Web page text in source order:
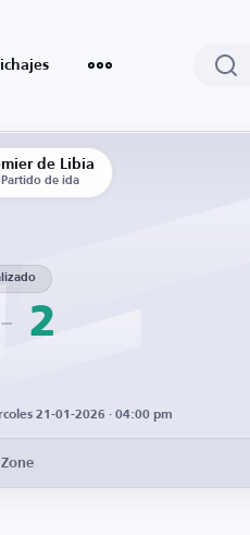
de Libia
Partido de ida
2
21-01-2026 · 04:00 pm
Zone